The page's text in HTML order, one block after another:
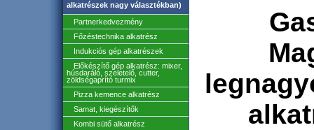
alkatrészek nagy választékban)
Partnerkedvezmény
Főzéstechnika alkatrész
Indukciós gép alkatrészek
Előkészítő gép alkatrész: mixer,
húsdaráló, szeletelő, cutter,
zöldségaprító turmix
Pizza kemence alkatrész
Samat, kiegészítők
Kombi sütő alkatrész